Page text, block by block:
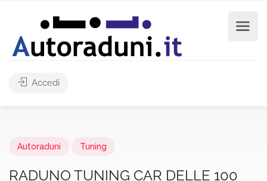
Accedi
Autoraduni Tuning
RADUNO TUNING CAR DELLE 100